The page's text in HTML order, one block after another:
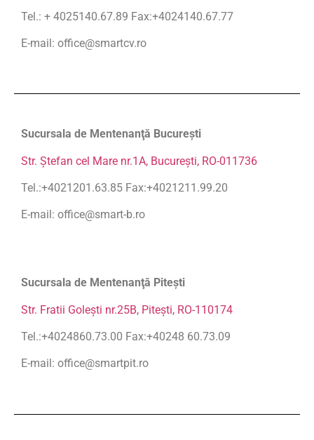
Tel.: + 4025140.67.89 Fax:+4024140.67.77
E-mail: office@smartcv.ro
Sucursala de Mentenanţă Bucureşti
Str. Ştefan cel Mare nr.1A, Bucureşti, RO-011736
Tel.:+4021201.63.85 Fax:+4021211.99.20
E-mail: office@smart-b.ro
Sucursala de Mentenanţă Piteşti
Str. Fratii Goleşti nr.25B, Piteşti, RO-110174
Tel.:+4024860.73.00 Fax:+40248 60.73.09
E-mail: office@smartpit.ro